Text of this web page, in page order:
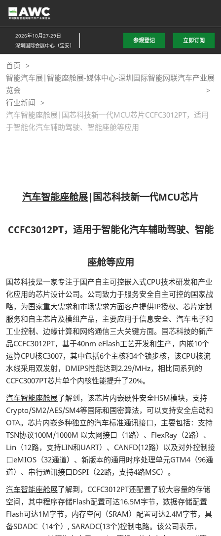
直
接
跳
至
内
容
2026年10月27-29日
深圳国际会展中心（宝安）
参观登记 立即订阅
首页
智能汽车展|智能座舱展-媒体中心-深圳国际智能网联汽车产业展
览会
行业新闻
汽车智能座舱展|国芯科技新一代MCU芯片CCFC3012PT，适用
于智能化汽车辅助驾驶、智能座舱等应用
汽车智能座舱展|国芯科技新一代MCU芯片
CCFC3012PT，适用于智能化汽车辅助驾驶、智能
座舱等应用
国芯科技是一家专注于国产自主可控嵌入式CPU技术研发和产业
化应用的芯片设计公司。公司致力于服务安全自主可控的国家战
略，为国家重大需求和市场需求方面客户提供IP授权、芯片定制
服务和自主芯片及模组产品，主要应用于信息安全、汽车电子和
工业控制、边缘计算和网络通信三大关键方面。国芯科技的新产
品CCFC3012PT，基于40nm eFlash工艺开发和生产，内嵌10个
运算CPU核C3007，其中包括6个主核和4个锁步核，该CPU核流
水线采用双发射，DMIPS性能达到2.29/MHz，相比同系列的
CCFC3007PT芯片单个内核性能提升了20%。
汽车智能座舱展了解到，该芯片内嵌硬件安全HSM模块，支持
Crypto/SM2/AES/SM4等国际和国密算法，可以支持安全启动和
OTA。芯片内嵌多种独立的汽车标准通讯接口，主要包括：支持
TSN协议100M/1000M 以太网接口（1路）、FlexRay（2路）、
Lin（12路，支持LIN和UART）、CANFD(12路）以及对外控制接
口eMIOS（32通道）、新版本的通用时序处理单元GTM4（96通
道）、串行通讯接口DSPI（22路，支持4路MSC）。
汽车智能座舱展了解到，CCFC3012PT还配置了较大容量的存储
空间，其中程序存储Flash配置可达16.5M字节，数据存储配置
Flash可达1M字节，内存空间（SRAM）配置可达2.4M字节，具
备SDADC（14个）, SARADC(13个)控制电路。该公司表示，